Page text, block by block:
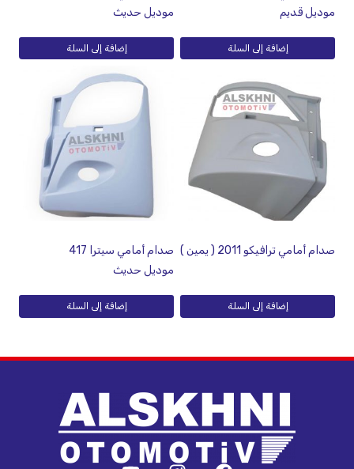
موديل قديم
إضافة إلى السلة
موديل حديث
إضافة إلى السلة
صدام أمامي ترافيكو 2011 ( يمين )
إضافة إلى السلة
صدام أمامي سيترا 417
موديل حديث
إضافة إلى السلة